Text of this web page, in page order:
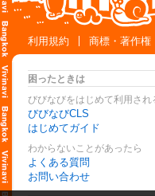
利用規約
商標・著作権
困ったときは
びびなびをはじめて利用され
びびなびCLS
はじめてガイド
わからないことがあったら
よくある質問
お問い合わせ